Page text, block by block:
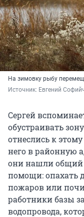
На зимовку рыбу
Источник: Евгений
Сергей
обустраивать
отнеслись к
него в районную
они нашли общий
помощи: опахать
пожаров или
работники базы
водопровода,